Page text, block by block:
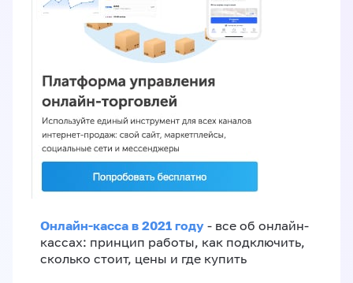
Онлайн-касса в 2021 году - все об онлайн-
кассах: принцип работы, как подключить,
сколько стоит, цены и где купить